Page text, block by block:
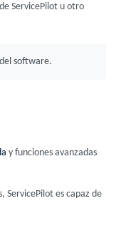
ServicePilot u otro
del software.
y funciones avanzadas
ServicePilot es capaz de